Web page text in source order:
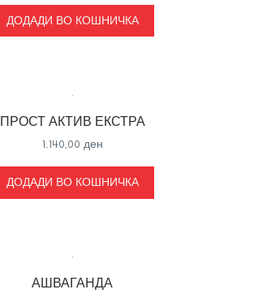
ДОДАДИ ВО КОШНИЧКА
ПРОСТ АКТИВ ЕКСТРА
1.140,00 ден
ДОДАДИ ВО КОШНИЧКА
АШВАГАНДА